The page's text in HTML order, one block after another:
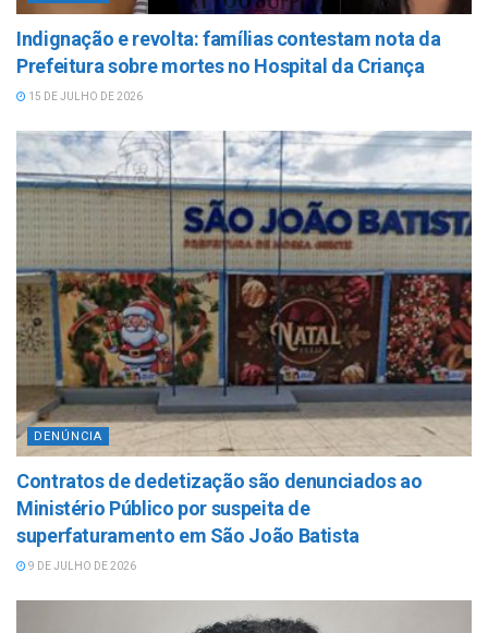
Indignação e revolta: famílias contestam nota da
Prefeitura sobre mortes no Hospital da Criança
15 DE JULHO DE 2026
DENÚNCIA
Contratos de dedetização são denunciados ao
Ministério Público por suspeita de
superfaturamento em São João Batista
9 DE JULHO DE 2026